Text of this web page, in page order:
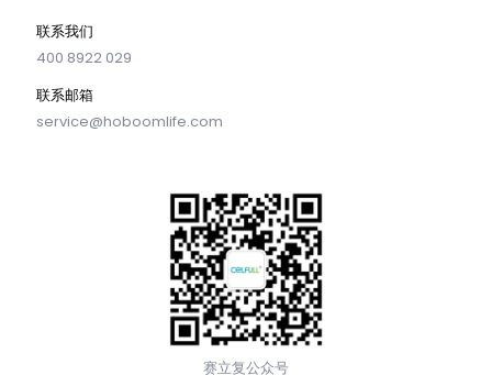
联系我们
400 8922 029
联系邮箱
service@hoboomlife.com
赛立复公众号